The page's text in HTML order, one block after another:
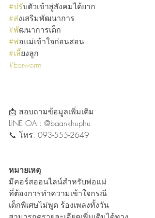
#ปรับตัวเข้าสู่สังคมได้ยาก
#ส่งเสริมพัฒนาการ
#พัฒนาการเด็ก
#พ่อแม่เข้าใจก่อนสอน
#เลี้ยงลูก
#Earworm
📩 สอบถามข้อมูลเพิ่มเติม
LINE OA : @baankhuphu
📞 โทร. 093-555-2649
หมายเหตุ
มีคอร์สออนไลน์สำหรับพ่อแม่
ที่ต้องการทำความเข้าใจกรณี
เด็กพิเศษไม่พูด ร้องเพลงทั้งวัน